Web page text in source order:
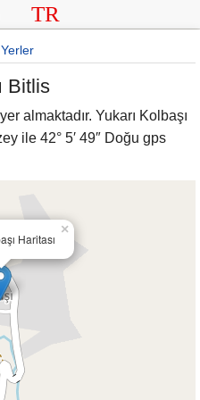
TR
Bitlis
almaktadır. Yukarı Kolbaşı
ile 42° 5′ 49″ Doğu gps
Haritası
×